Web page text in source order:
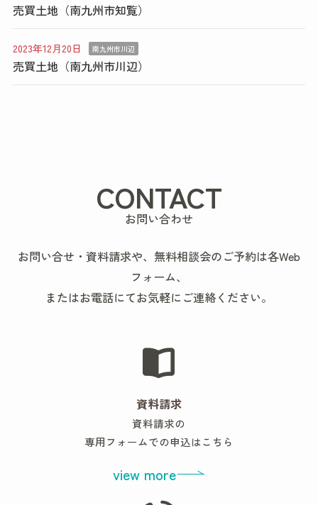
売買土地（南九州市知覧）
2023年12月20日 南九州市川辺
売買土地（南九州市川辺）
CONTACT
お問い合わせ
お問い合せ・資料請求や、無料相談会のご予約は各Web
フォーム、
またはお電話にてお気軽にご連絡ください。
資料請求
資料請求の
専用フォームでの申込はこちら
view more